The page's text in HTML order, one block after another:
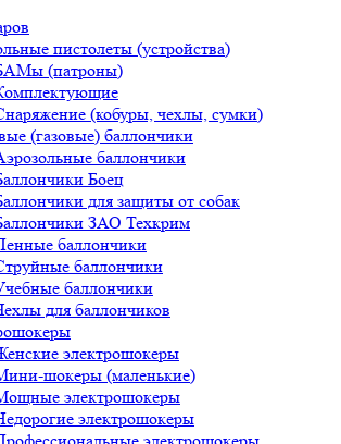
пистолеты (устройства)
(патроны)
(кобуры, чехлы, сумки)
(газовые) баллончики
баллончики
Боец
для защиты от собак
ЗАО Техкрим
баллончики
баллончики
баллончики
для баллончиков
электрошокеры
шокеры (маленькие)
электрошокеры
электрошокеры